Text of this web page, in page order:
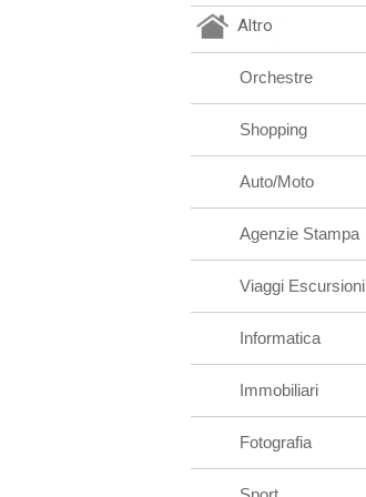
Altro
Orchestre
Shopping
Auto/Moto
Agenzie Stampa
Viaggi Escursioni
Informatica
Immobiliari
Fotografia